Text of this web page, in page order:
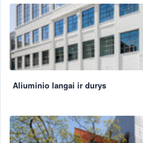
Aliuminio langai ir durys